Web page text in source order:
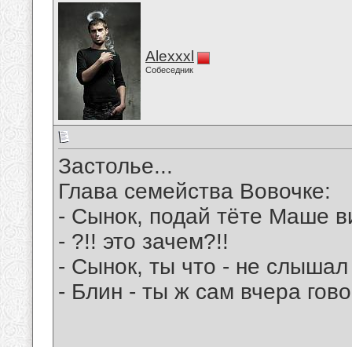
Alexxxl
Собеседник
Застолье...
Глава семейства Вовочке:
- Сынок, подай тёте Маше
- ?!! это зачем?!!
- Сынок, ты что - не
- Блин - ты ж сам вчера